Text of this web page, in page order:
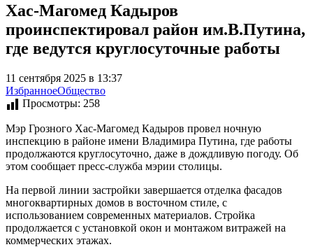
Хас-Магомед Кадыров
проинспектировал район им.В.Путина,
где ведутся круглосуточные работы
11 сентября 2025 в 13:37
ИзбранноеОбщество
Просмотры: 258
Мэр Грозного Хас-Магомед Кадыров провел ночную
инспекцию в районе имени Владимира Путина, где работы
продолжаются круглосуточно, даже в дождливую погоду. Об
этом сообщает пресс-служба мэрии столицы.
На первой линии застройки завершается отделка фасадов
многоквартирных домов в восточном стиле, с
использованием современных материалов. Стройка
продолжается с установкой окон и монтажом витражей на
коммерческих этажах.